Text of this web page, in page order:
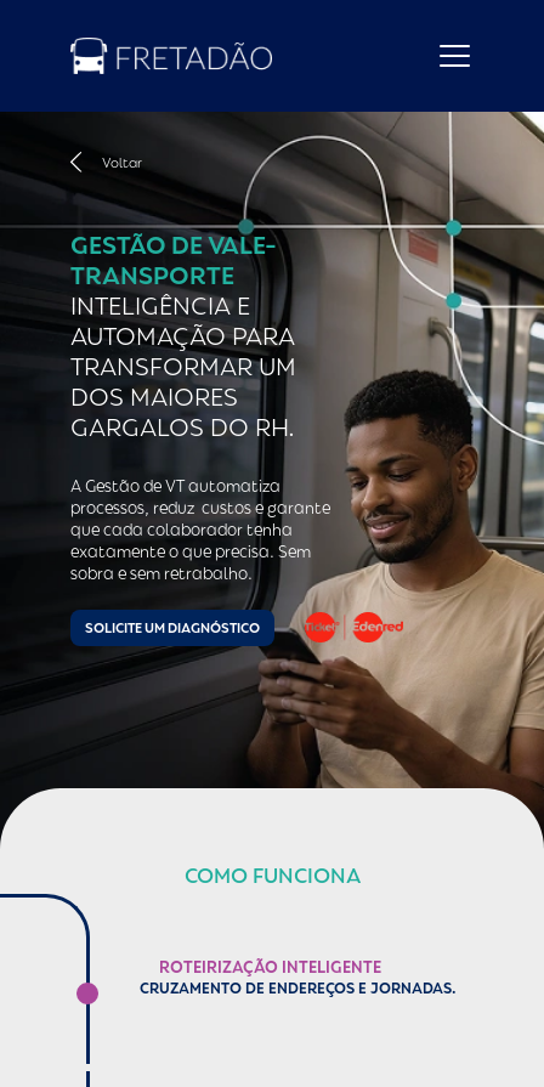
Voltar
GESTÃO DE VALE-
TRANSPORTE
INTELIGÊNCIA E
AUTOMAÇÃO PARA
TRANSFORMAR UM
DOS MAIORES
GARGALOS DO RH.
A Gestão de VT automatiza
processos, reduz custos e garante
que cada colaborador tenha
exatamente o que precisa. Sem
sobra e sem retrabalho.
SOLICITE UM DIAGNÓSTICO
COMO FUNCIONA
ROTEIRIZAÇÃO INTELIGENTE
CRUZAMENTO DE ENDEREÇOS E JORNADAS.